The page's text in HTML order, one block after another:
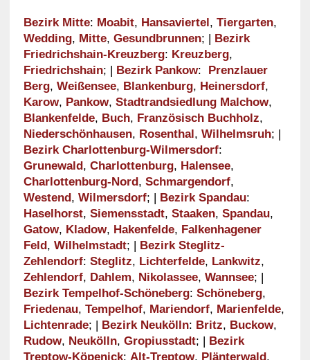
Bezirk Mitte: Moabit, Hansaviertel, Tiergarten,
Wedding, Mitte, Gesundbrunnen; | Bezirk
Friedrichshain-Kreuzberg: Kreuzberg,
Friedrichshain; | Bezirk Pankow: Prenzlauer
Berg, Weißensee, Blankenburg, Heinersdorf,
Karow, Pankow, Stadtrandsiedlung Malchow,
Blankenfelde, Buch, Französisch Buchholz,
Niederschönhausen, Rosenthal, Wilhelmsruh; |
Bezirk Charlottenburg-Wilmersdorf:
Grunewald, Charlottenburg, Halensee,
Charlottenburg-Nord, Schmargendorf,
Westend, Wilmersdorf; | Bezirk Spandau:
Haselhorst, Siemensstadt, Staaken, Spandau,
Gatow, Kladow, Hakenfelde, Falkenhagener
Feld, Wilhelmstadt; | Bezirk Steglitz-
Zehlendorf: Steglitz, Lichterfelde, Lankwitz,
Zehlendorf, Dahlem, Nikolassee, Wannsee; |
Bezirk Tempelhof-Schöneberg: Schöneberg,
Friedenau, Tempelhof, Mariendorf, Marienfelde,
Lichtenrade; | Bezirk Neukölln: Britz, Buckow,
Rudow, Neukölln, Gropiusstadt; | Bezirk
Treptow-Köpenick: Alt-Treptow, Plänterwald,